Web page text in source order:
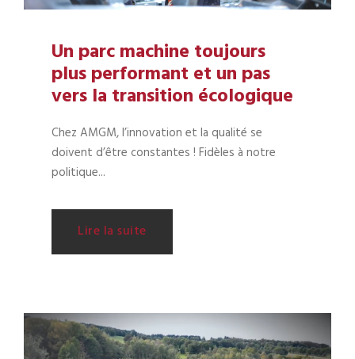
Un parc machine toujours
plus performant et un pas
vers la transition écologique
Chez AMGM, l’innovation et la qualité se
doivent d’être constantes ! Fidèles à notre
politique...
Lire la suite